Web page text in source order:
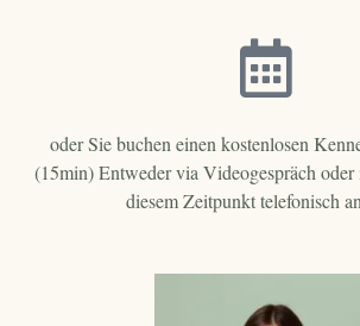
oder Sie buchen einen kostenlosen
(15min) Entweder via Videogespräch oder
diesem Zeitpunkt telefonisch